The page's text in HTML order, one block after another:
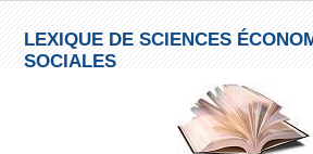
LEXIQUE DE SCIENCES
SOCIALES